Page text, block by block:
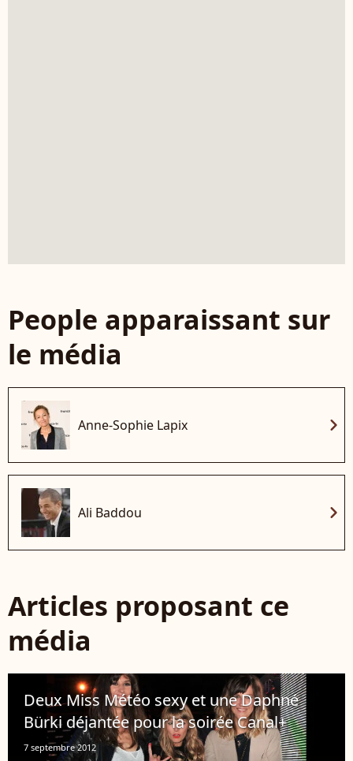
People apparaissant sur
le média
Anne-Sophie Lapix chevron_right
Ali Baddou chevron_right
Articles proposant ce
média
Deux Miss Météo sexy et une Daphné
Bürki déjantée pour la soirée Canal+
7 septembre 2012